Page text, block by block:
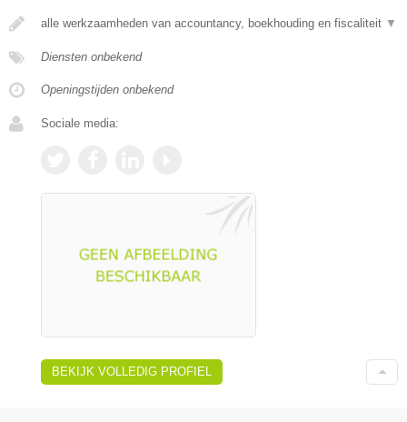
alle werkzaamheden van accountancy, boekhouding en fiscaliteit ▼
Diensten onbekend
Openingstijden onbekend
Sociale media:
BEKIJK VOLLEDIG PROFIEL